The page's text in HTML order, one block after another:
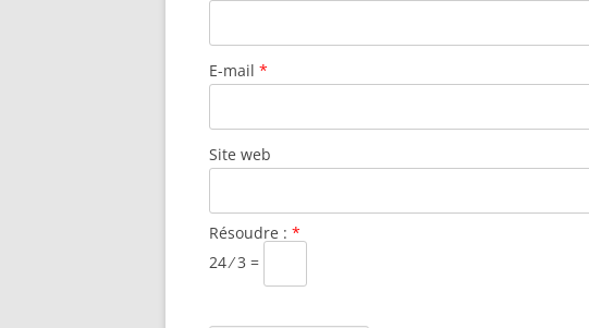
E-mail *
Site web
Résoudre : *
24 ⁄ 3 =